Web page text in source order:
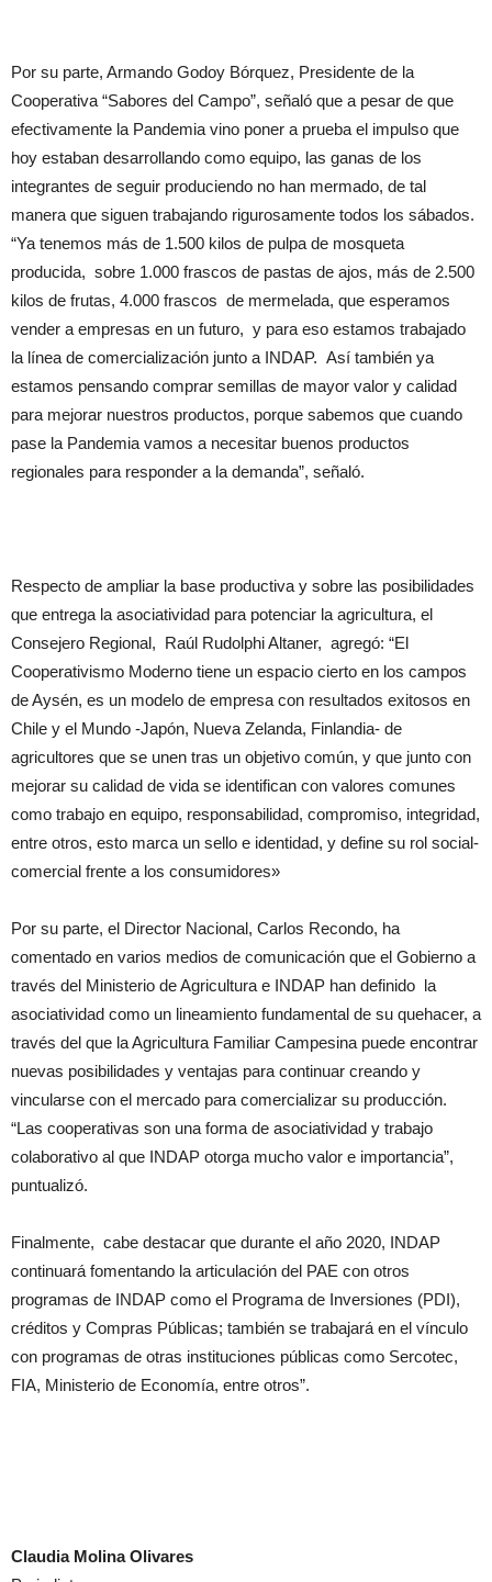
Por su parte, Armando Godoy Bórquez, Presidente de la
Cooperativa “Sabores del Campo”, señaló que a pesar de que
efectivamente la Pandemia vino poner a prueba el impulso que
hoy estaban desarrollando como equipo, las ganas de los
integrantes de seguir produciendo no han mermado, de tal
manera que siguen trabajando rigurosamente todos los sábados.
“Ya tenemos más de 1.500 kilos de pulpa de mosqueta
producida, sobre 1.000 frascos de pastas de ajos, más de 2.500
kilos de frutas, 4.000 frascos de mermelada, que esperamos
vender a empresas en un futuro, y para eso estamos trabajado
la línea de comercialización junto a INDAP. Así también ya
estamos pensando comprar semillas de mayor valor y calidad
para mejorar nuestros productos, porque sabemos que cuando
pase la Pandemia vamos a necesitar buenos productos
regionales para responder a la demanda”, señaló.
Respecto de ampliar la base productiva y sobre las posibilidades
que entrega la asociatividad para potenciar la agricultura, el
Consejero Regional, Raúl Rudolphi Altaner, agregó: “El
Cooperativismo Moderno tiene un espacio cierto en los campos
de Aysén, es un modelo de empresa con resultados exitosos en
Chile y el Mundo -Japón, Nueva Zelanda, Finlandia- de
agricultores que se unen tras un objetivo común, y que junto con
mejorar su calidad de vida se identifican con valores comunes
como trabajo en equipo, responsabilidad, compromiso, integridad,
entre otros, esto marca un sello e identidad, y define su rol social-
comercial frente a los consumidores»
Por su parte, el Director Nacional, Carlos Recondo, ha
comentado en varios medios de comunicación que el Gobierno a
través del Ministerio de Agricultura e INDAP han definido la
asociatividad como un lineamiento fundamental de su quehacer, a
través del que la Agricultura Familiar Campesina puede encontrar
nuevas posibilidades y ventajas para continuar creando y
vincularse con el mercado para comercializar su producción.
“Las cooperativas son una forma de asociatividad y trabajo
colaborativo al que INDAP otorga mucho valor e importancia”,
puntualizó.
Finalmente, cabe destacar que durante el año 2020, INDAP
continuará fomentando la articulación del PAE con otros
programas de INDAP como el Programa de Inversiones (PDI),
créditos y Compras Públicas; también se trabajará en el vínculo
con programas de otras instituciones públicas como Sercotec,
FIA, Ministerio de Economía, entre otros”.
Claudia Molina Olivares